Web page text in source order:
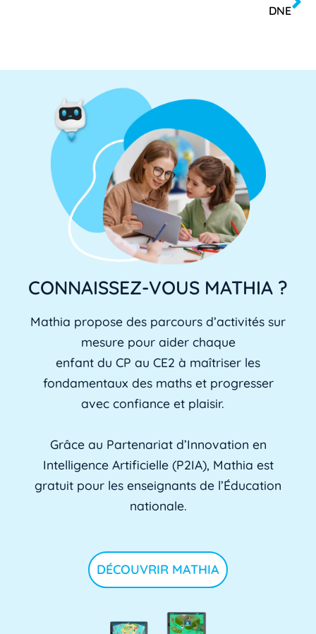
DNE
CONNAISSEZ-VOUS MATHIA ?
Mathia propose des parcours d’activités sur
mesure pour aider chaque
enfant du CP au CE2 à maîtriser les
fondamentaux des maths et progresser
avec confiance et plaisir.
Grâce au Partenariat d’Innovation en
Intelligence Artificielle (P2IA), Mathia est
gratuit pour les enseignants de l’Éducation
nationale.
DÉCOUVRIR MATHIA